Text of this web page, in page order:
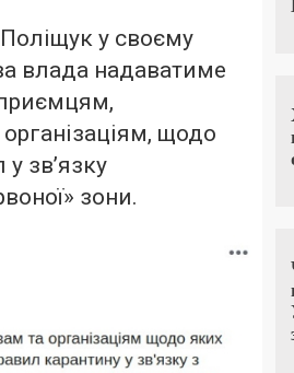
у своєму
влада надаватиме
щодо
зв’язку
зони.